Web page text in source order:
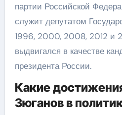
партии Российской
служит депутатом
1996, 2000, 2008, 2012 и
выдвигался в качестве
президента России.
Какие
Зюганов в